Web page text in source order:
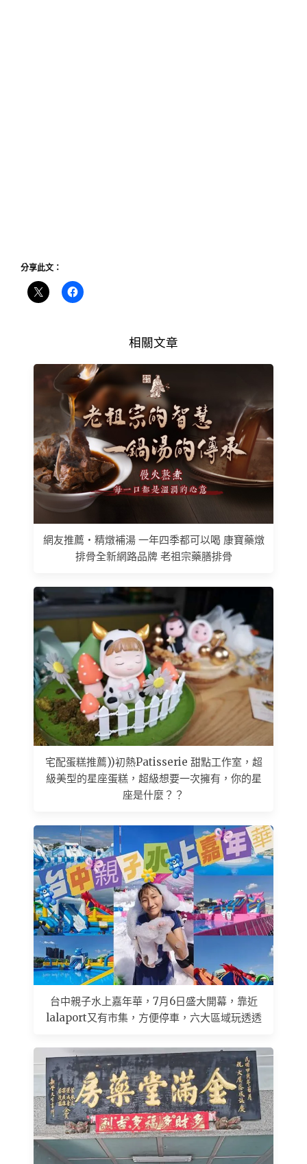
分享此文：
相關文章
網友推薦 • 精燉補湯 一年四季都可以喝 康寶藥燉
排骨全新網路品牌 老祖宗藥膳排骨
宅配蛋糕推薦))初熱Patisserie 甜點工作室，超
級美型的星座蛋糕，超級想要一次擁有，你的星
座是什麼？？
台中親子水上嘉年華，7月6日盛大開幕，靠近
lalaport又有市集，方便停車，六大區域玩透透